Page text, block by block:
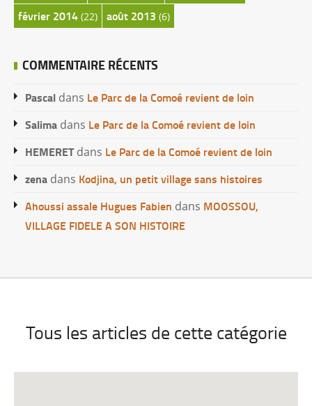
février 2014 (22) août 2013 (6)
COMMENTAIRE RÉCENTS
Pascal dans Le Parc de la Comoé revient de loin
Salima dans Le Parc de la Comoé revient de loin
HEMERETdans Le Parc de la Comoé revient de loin
zena dans Kodjina, un petit village sans histoires
Ahoussi assale Hugues Fabien dans MOOSSOU,
VILLAGE FIDELE A SON HISTOIRE
Tous les articles de cette catégorie